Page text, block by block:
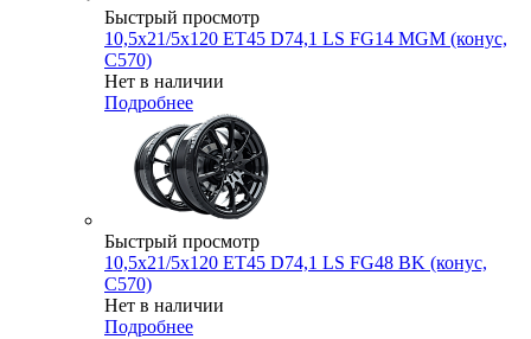
Быстрый просмотр
10,5x21/5x120 ET45 D74,1 LS FG14 MGM (конус,
C570)
Нет в наличии
Подробнее
Быстрый просмотр
10,5x21/5x120 ET45 D74,1 LS FG48 BK (конус,
C570)
Нет в наличии
Подробнее